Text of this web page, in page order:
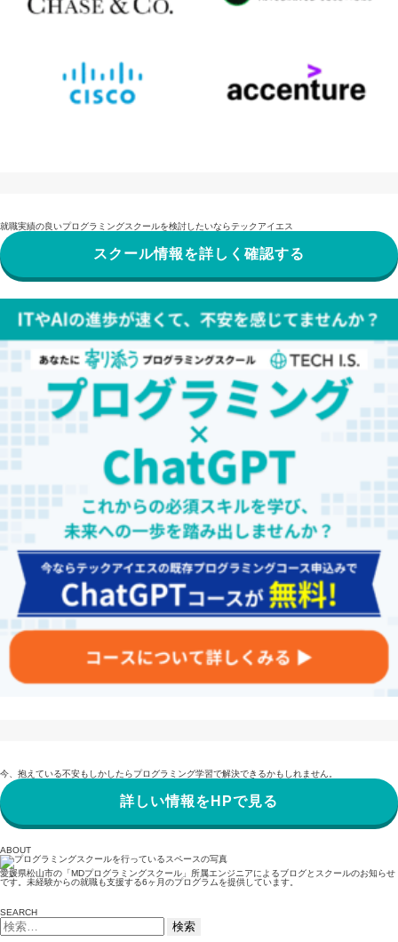
就職実績の良いプログラミングスクールを検討したいならテックアイエス
スクール情報を詳しく確認する
今、抱えている不安もしかしたらプログラミング学習で解決できるかもしれません。
詳しい情報をHPで見る
ABOUT
愛媛県松山市の「MDプログラミングスクール」所属エンジニアによるブログとスクールのお知らせ
です。未経験からの就職も支援する6ヶ月のプログラムを提供しています。
SEARCH
検
索: